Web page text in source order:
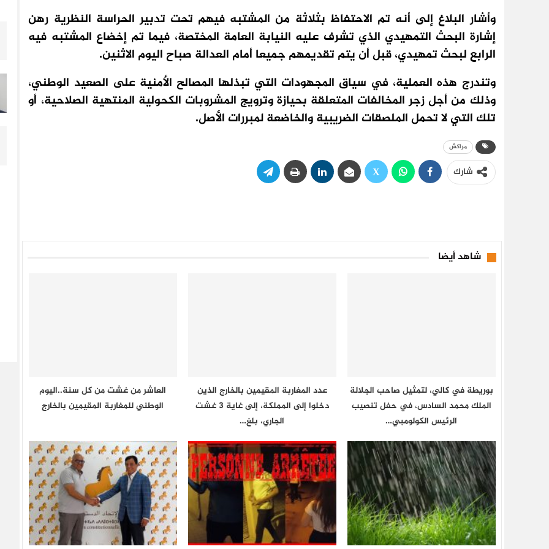
وأشار البلاغ إلى أنه تم الاحتفاظ بثلاثة من المشتبه فيهم تحت تدبير الحراسة النظرية رهن
إشارة البحث التمهيدي الذي تشرف عليه النيابة العامة المختصة، فيما تم إخضاع المشتبه فيه
الرابع لبحث تمهيدي، قبل أن يتم تقديمهم جميعا أمام العدالة صباح اليوم الاثنين.
وتندرج هذه العملية، في سياق المجهودات التي تبذلها المصالح الأمنية على الصعيد الوطني،
وذلك من أجل زجر المخالفات المتعلقة بحيازة وترويج المشروبات الكحولية المنتهية الصلاحية، أو
تلك التي لا تحمل الملصقات الضريبية والخاضعة لمبررات الأصل.
مراكش
شارك
شاهد أيضا
بوريطة في كالي، لتمثيل صاحب الجلالة
الملك محمد السادس، في حفل تنصيب
الرئيس الكولومبي…
عدد المغاربة المقيمين بالخارج الذين
دخلوا إلى المملكة، إلى غاية 3 غشت
الجاري، بلغ…
العاشر من غشت من كل سنة..اليوم
الوطني للمغاربة المقيمين بالخارج